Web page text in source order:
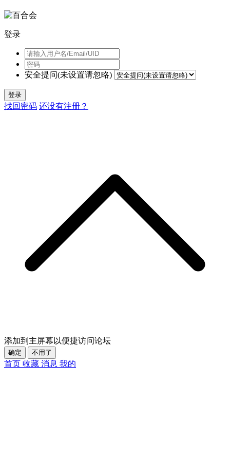
登录
安全提问(未设置请忽略)
登录
找回密码 还没有注册？
添加到主屏幕以便捷访问论坛
确定 不用了
首页 收藏 消息 我的